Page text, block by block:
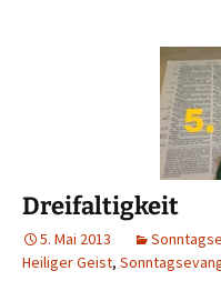
Dreifaltigkeit
5. Mai 2013
Heiliger Geist,